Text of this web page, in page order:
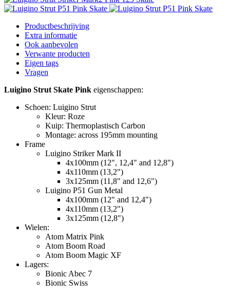
Productbeschrijving
Extra informatie
Ook aanbevolen
Verwante producten
Eigen tags
Vragen
Luigino Strut Skate Pink eigenschappen:
Schoen: Luigino Strut
Kleur: Roze
Kuip: Thermoplastisch Carbon
Montage: across 195mm mounting
Frame
Luigino Striker Mark II
4x100mm (12", 12,4" and 12,8")
4x110mm (13,2")
3x125mm (11,8" and 12,6")
Luigino P51 Gun Metal
4x100mm (12" and 12,4")
4x110mm (13,2")
3x125mm (12,8")
Wielen:
Atom Matrix Pink
Atom Boom Road
Atom Boom Magic XF
Lagers:
Bionic Abec 7
Bionic Swiss